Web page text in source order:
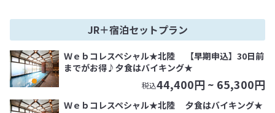
JR＋宿泊セットプラン
Ｗｅｂコレスペシャル★北陸 【早期申込】30日前
までがお得♪夕食はバイキング★
税込44,400円 ~ 65,300円
Ｗｅｂコレスペシャル★北陸 夕食はバイキング★